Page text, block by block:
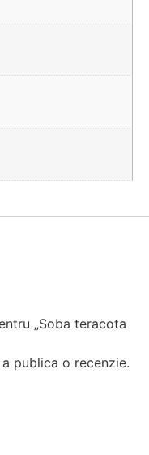
„Soba teracota
publica o recenzie.